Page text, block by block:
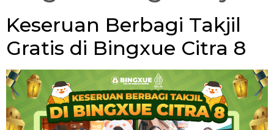
Keseruan Berbagi Takjil
Gratis di Bingxue Citra 8